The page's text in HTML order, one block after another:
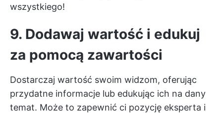
wszystkiego!
9. Dodawaj wartość i edukuj
za pomocą zawartości
Dostarczaj wartość swoim widzom, oferując
przydatne informacje lub edukując ich na dany
temat. Może to zapewnić ci pozycję eksperta i